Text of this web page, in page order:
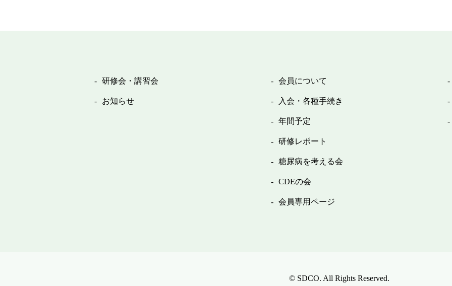
研修会・講習会
お知らせ
会員について
入会・各種手続き
年間予定
研修レポート
糖尿病を考える会
CDEの会
会員専用ページ
© SDCO. All Rights Reserved.